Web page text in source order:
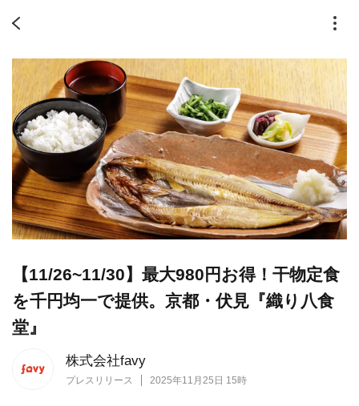
株式会社favy
プレスリリース 2025年11月25日 15時
【11/26~11/30】最大980円お得！干物定食
を千円均一で提供。京都・伏見『織り八食
堂』